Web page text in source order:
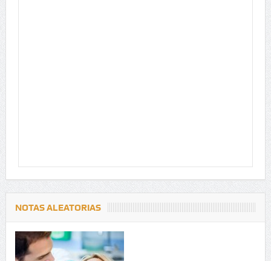
NOTAS ALEATORIAS